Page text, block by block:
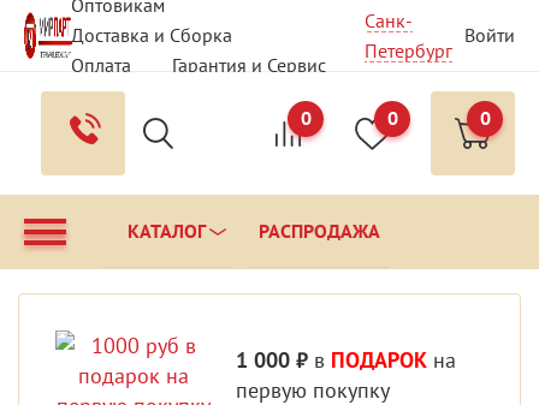
Оптовикам
Доставка и Сборка
Оплата
Гарантия и Сервис
Вопрос - Ответ
Контакты
Санк-
Петербург
Войти
0 0 0
КАТАЛОГ РАСПРОДАЖА
1 000 ₽ в ПОДАРОК на
первую покупку